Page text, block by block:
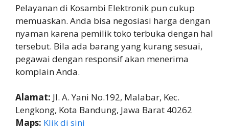
Pelayanan di Kosambi Elektronik pun cukup
memuaskan. Anda bisa negosiasi harga dengan
nyaman karena pemilik toko terbuka dengan hal
tersebut. Bila ada barang yang kurang sesuai,
pegawai dengan responsif akan menerima
komplain Anda.
Alamat: Jl. A. Yani No.192, Malabar, Kec.
Lengkong, Kota Bandung, Jawa Barat 40262
Maps: Klik di sini